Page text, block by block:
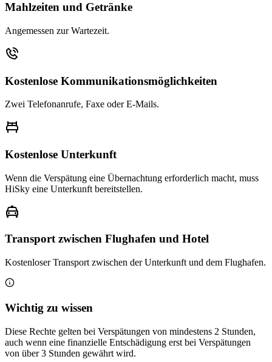
Mahlzeiten und Getränke
Angemessen zur Wartezeit.
Kostenlose Kommunikationsmöglichkeiten
Zwei Telefonanrufe, Faxe oder E-Mails.
Kostenlose Unterkunft
Wenn die Verspätung eine Übernachtung erforderlich macht, muss
HiSky eine Unterkunft bereitstellen.
Transport zwischen Flughafen und Hotel
Kostenloser Transport zwischen der Unterkunft und dem Flughafen.
Wichtig zu wissen
Diese Rechte gelten bei Verspätungen von mindestens 2 Stunden,
auch wenn eine finanzielle Entschädigung erst bei Verspätungen
von über 3 Stunden gewährt wird.